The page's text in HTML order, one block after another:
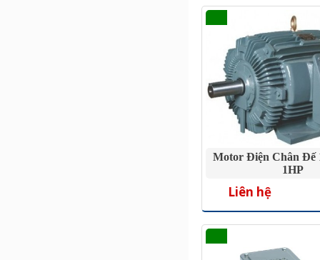
Motor Điện Chân Đế
1HP
Liên hệ